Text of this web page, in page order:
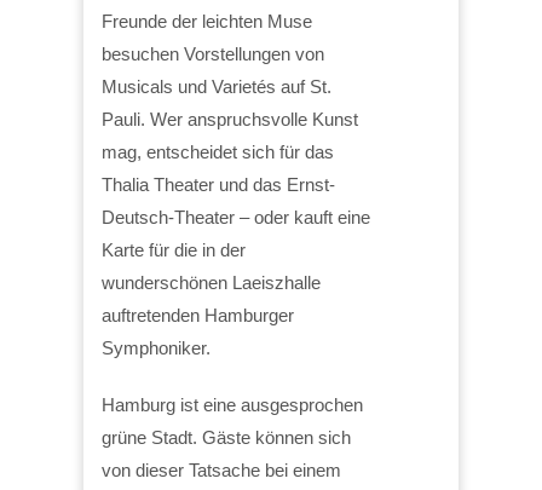
Freunde der leichten Muse
besuchen Vorstellungen von
Musicals und Varietés auf St.
Pauli. Wer anspruchsvolle Kunst
mag, entscheidet sich für das
Thalia Theater und das Ernst-
Deutsch-Theater – oder kauft eine
Karte für die in der
wunderschönen Laeiszhalle
auftretenden Hamburger
Symphoniker.
Hamburg ist eine ausgesprochen
grüne Stadt. Gäste können sich
von dieser Tatsache bei einem